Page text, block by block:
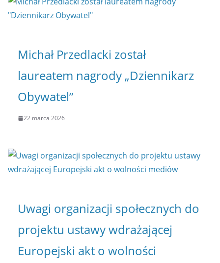
Michał Przedlacki został
laureatem nagrody „Dziennikarz
Obywatel”
22 marca 2026
Uwagi organizacji społecznych do
projektu ustawy wdrażającej
Europejski akt o wolności